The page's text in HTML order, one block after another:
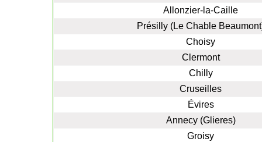
Allonzier-la-Caille
Présilly (Le Chable
Choisy
Clermont
Chilly
Cruseilles
Évires
Annecy (Glieres)
Groisy